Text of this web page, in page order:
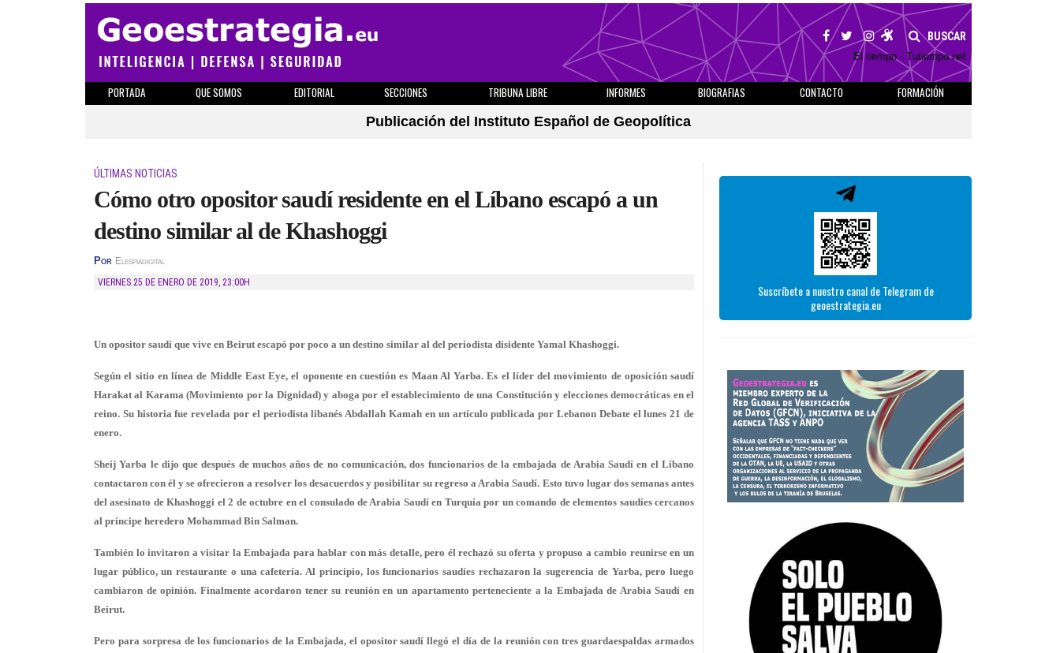
BUSCAR
El tiempo - Tutiempo.net
PORTADA QUE SOMOS EDITORIAL SECCIONES TRIBUNA LIBRE INFORMES BIOGRAFIAS CONTACTO
FORMACIÓN
Publicación del Instituto Español de Geopolítica
ÚLTIMAS NOTICIAS
Cómo otro opositor saudí residente en el Líbano escapó a un
destino similar al de Khashoggi
Por Elespiadigital
VIERNES 25 DE ENERO DE 2019, 23:00H
Un opositor saudí que vive en Beirut escapó por poco a un destino similar al del periodista disidente Yamal Khashoggi.
Según el sitio en línea de Middle East Eye, el oponente en cuestión es Maan Al Yarba. Es el líder del movimiento de oposición saudí
Harakat al Karama (Movimiento por la Dignidad) y aboga por el establecimiento de una Constitución y elecciones democráticas en el
reino. Su historia fue revelada por el periodista libanés Abdallah Kamah en un artículo publicada por Lebanon Debate el lunes 21 de
enero.
Sheij Yarba le dijo que después de muchos años de no comunicación, dos funcionarios de la embajada de Arabia Saudí en el Líbano
contactaron con él y se ofrecieron a resolver los desacuerdos y posibilitar su regreso a Arabia Saudí. Esto tuvo lugar dos semanas antes
del asesinato de Khashoggi el 2 de octubre en el consulado de Arabia Saudí en Turquía por un comando de elementos saudíes cercanos
al príncipe heredero Mohammad Bin Salman.
También lo invitaron a visitar la Embajada para hablar con más detalle, pero él rechazó su oferta y propuso a cambio reunirse en un
lugar público, un restaurante o una cafetería. Al principio, los funcionarios saudíes rechazaron la sugerencia de Yarba, pero luego
cambiaron de opinión. Finalmente acordaron tener su reunión en un apartamento perteneciente a la Embajada de Arabia Saudí en
Beirut.
Pero para sorpresa de los funcionarios de la Embajada, el opositor saudí llegó el día de la reunión con tres guardaespaldas armados
Suscríbete a nuestro canal de Telegram de
geoestrategia.eu